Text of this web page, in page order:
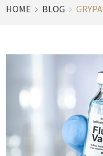
HOME BLOG GRYPA